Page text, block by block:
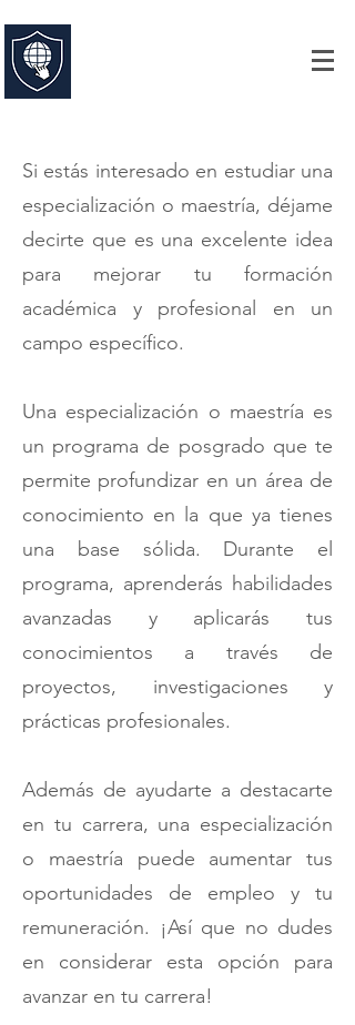
Si estás interesado en estudiar una
especialización o maestría, déjame
decirte que es una excelente idea
para mejorar tu formación
académica y profesional en un
campo específico.
Una especialización o maestría es
un programa de posgrado que te
permite profundizar en un área de
conocimiento en la que ya tienes
una base sólida. Durante el
programa, aprenderás habilidades
avanzadas y aplicarás tus
conocimientos a través de
proyectos, investigaciones y
prácticas profesionales.
Además de ayudarte a destacarte
en tu carrera, una especialización
o maestría puede aumentar tus
oportunidades de empleo y tu
remuneración. ¡Así que no dudes
en considerar esta opción para
avanzar en tu carrera!